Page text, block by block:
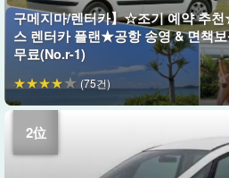
구메지마/렌터카】☆조기 예약 추
스 렌터카 플랜★공항 송영 & 면책
무료(No.r-1)
(75건)